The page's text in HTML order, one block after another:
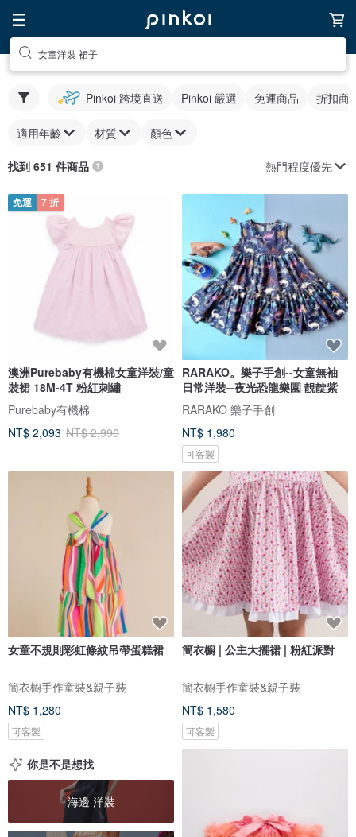
女童洋裝 裙子
Pinkoi 跨境直送 Pinkoi 嚴選 免運商品 折扣商
適用年齡 材質 顏色
找到 651 件商品 熱門程度優先
免運 7 折
澳洲Purebaby有機棉女童洋裝/童
裝裙 18M-4T 粉紅刺繡
Purebaby有機棉
NT$ 2,093 NT$ 2,990
RARAKO。樂子手創--女童無袖
日常洋裝--夜光恐龍樂園 靚靛紫
RARAKO 樂子手創
NT$ 1,980
可客製
女童不規則彩虹條紋吊帶蛋糕裙
簡衣櫥手作童裝&親子裝
NT$ 1,280
可客製
簡衣櫥 | 公主大擺裙 | 粉紅派對
簡衣櫥手作童裝&親子裝
NT$ 1,580
可客製
你是不是想找
海邊 洋裝